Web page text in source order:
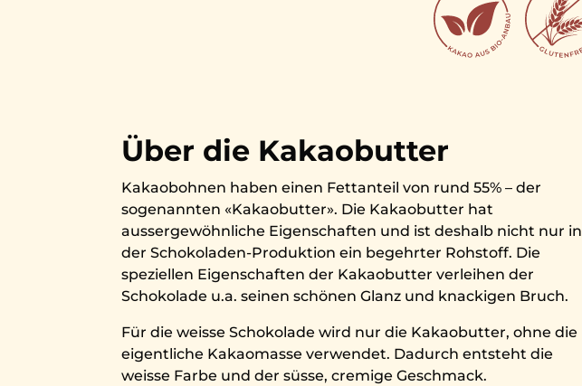
Über die Kakaobutter
Kakaobohnen haben einen Fettanteil von rund 55% – der
sogenannten «Kakaobutter». Die Kakaobutter hat
aussergewöhnliche Eigenschaften und ist deshalb nicht nur in
der Schokoladen-Produktion ein begehrter Rohstoff. Die
speziellen Eigenschaften der Kakaobutter verleihen der
Schokolade u.a. seinen schönen Glanz und knackigen Bruch.
Für die weisse Schokolade wird nur die Kakaobutter, ohne die
eigentliche Kakaomasse verwendet. Dadurch entsteht die
weisse Farbe und der süsse, cremige Geschmack.